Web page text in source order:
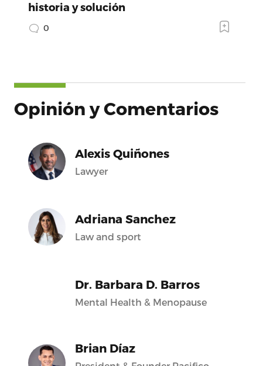
historia y solución
0
Opinión y Comentarios
Alexis Quiñones
Lawyer
Adriana Sanchez
Law and sport
Dr. Barbara D. Barros
Mental Health & Menopause
Brian Díaz